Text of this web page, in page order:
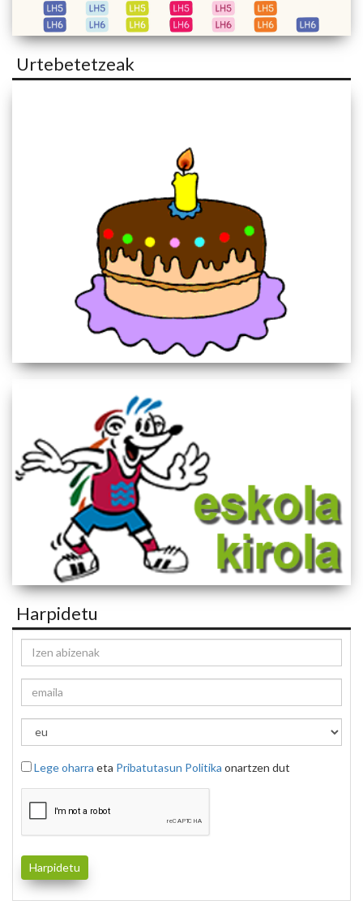
Urtebetetzeak
Harpidetu
Lege oharra eta Pribatutasun Politika onartzen dut